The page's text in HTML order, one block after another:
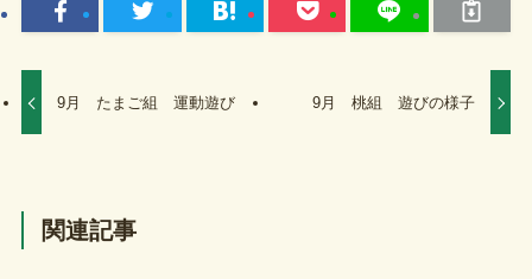
9月 たまご組 運動遊び 9月 桃組 遊びの様子
関連記事